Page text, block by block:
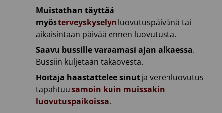
Muistathan täyttää
myösterveyskyselynluovutuspäivänä tai
aikaisintaan päivää ennen luovutusta.
Saavu bussille varaamasi ajan alkaessa.
Bussiin kuljetaan takaovesta.
Hoitaja haastattelee sinutja verenluovutus
tapahtuusamoin kuin muissakin
luovutuspaikoissa.